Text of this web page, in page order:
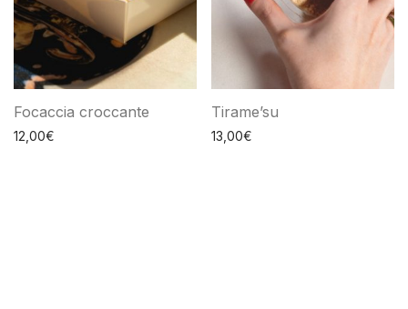
Focaccia croccante
12,00€
Tirame’su
13,00€